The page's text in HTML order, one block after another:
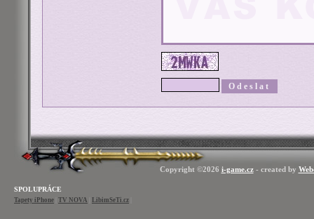
Copyright ©2026 i-game.cz- created by
SPOLUPRÁCE
Tapety iPhone TV NOVA LibimSeTi.cz